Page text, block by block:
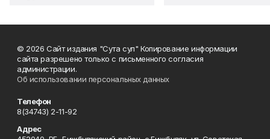
© 2026 Сайт издания "Сута сул" Копирование информации
сайта разрешено только с письменного согласия
администрации.
Об использовании персональных данных
Телефон
8(34743) 2-11-92
Адрес